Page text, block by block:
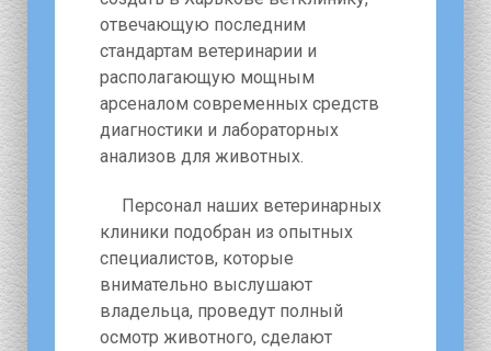
отвечающую последним
стандартам ветеринарии и
располагающую мощным
арсеналом современных средств
диагностики и лабораторных
анализов для животных.
Персонал наших ветеринарных
клиники подобран из опытных
специалистов, которые
внимательно выслушают
владельца, проведут полный
осмотр животного, сделают